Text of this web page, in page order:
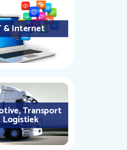
& Internet
Transport
Logistiek